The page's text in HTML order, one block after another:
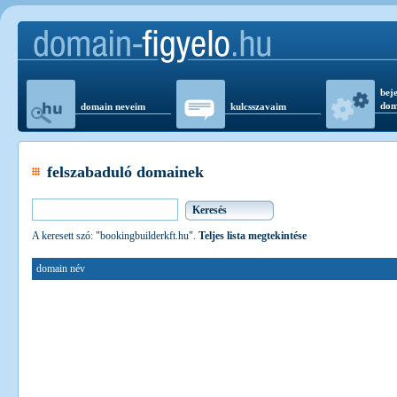
domain neveim kulcsszavaim
felszabaduló domainek
A keresett szó: "bookingbuilderkft.hu". Teljes lista megtekintése
domain név